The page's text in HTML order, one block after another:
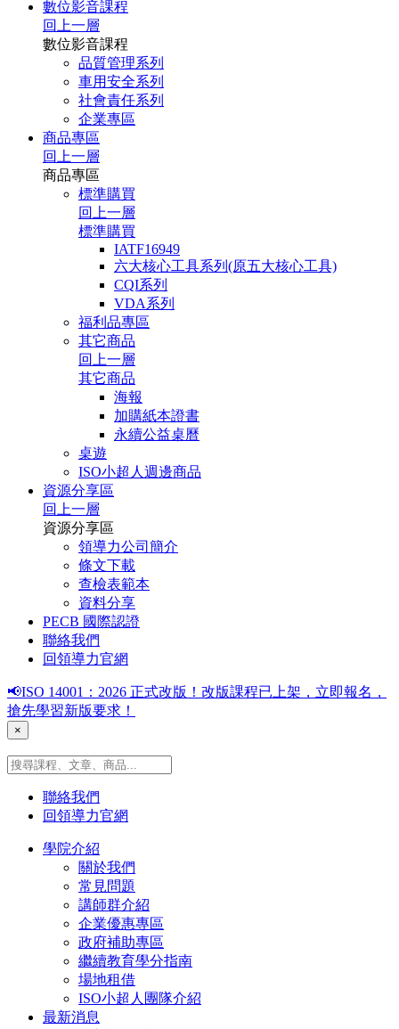
數位影音課程
回上一層
數位影音課程
品質管理系列
車用安全系列
社會責任系列
企業專區
商品專區
回上一層
商品專區
標準購買
回上一層
標準購買
IATF16949
六大核心工具系列(原五大核心工具)
CQI系列
VDA系列
福利品專區
其它商品
回上一層
其它商品
海報
加購紙本證書
永續公益桌曆
桌遊
ISO小超人週邊商品
資源分享區
回上一層
資源分享區
領導力公司簡介
條文下載
查檢表範本
資料分享
PECB 國際認證
聯絡我們
回領導力官網
📢ISO 14001：2026 正式改版！改版課程已上架，立即報名，
搶先學習新版要求！
×
聯絡我們
回領導力官網
學院介紹
關於我們
常見問題
講師群介紹
企業優惠專區
政府補助專區
繼續教育學分指南
場地租借
ISO小超人團隊介紹
最新消息